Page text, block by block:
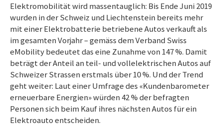
Elektromobilität wird massentauglich: Bis Ende Juni 2019
wurden in der Schweiz und Liechtenstein bereits mehr
mit einer Elektrobatterie betriebene Autos verkauft als
im gesamten Vorjahr – gemäss dem Verband Swiss
eMobility bedeutet das eine Zunahme von 147 %. Damit
beträgt der Anteil an teil- und vollelektrischen Autos auf
Schweizer Strassen erstmals über 10 %. Und der Trend
geht weiter: Laut einer Umfrage des «Kundenbarometer
erneuerbare Energien» würden 42 % der befragten
Personen sich beim Kauf ihres nächsten Autos für ein
Elektroauto entscheiden.